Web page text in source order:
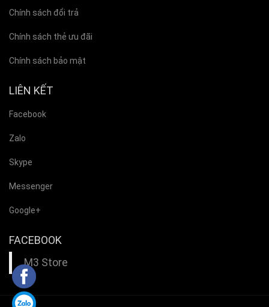
Chính sách đổi trả
Chính sách thẻ ưu đãi
Chính sách bảo mật
LIÊN KẾT
Facebook
Zalo
Skype
Messenger
Google+
FACEBOOK
M3 Store